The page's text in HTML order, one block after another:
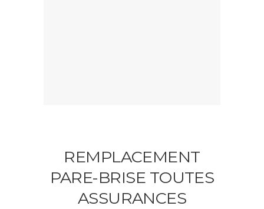
REMPLACEMENT
PARE-BRISE TOUTES
ASSURANCES